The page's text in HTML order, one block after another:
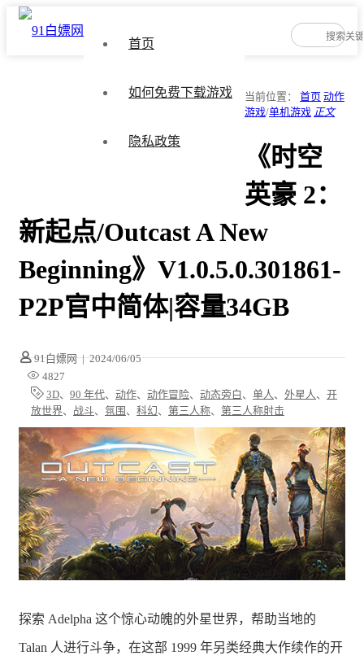
首页
如何免费下载游戏
隐私政策
当前位置： 首页 动作
游戏/单机游戏 正文
《时空
英豪 2：
新起点/Outcast A New
Beginning》V1.0.5.0.301861-
P2P官中简体|容量34GB
91白嫖网 | 2024/06/05
4827
3D、 90 年代、 动作、 动作冒险、 动态旁白 、 单人 、 外星人 、 开
放世界、 战斗、 氛围 、 科幻、 第三人称、 第三人称射击
探索 Adelpha 这个惊心动魄的外星世界，帮助当地的
Talan 人进行斗争，在这部 1999 年另类经典大作续作的开